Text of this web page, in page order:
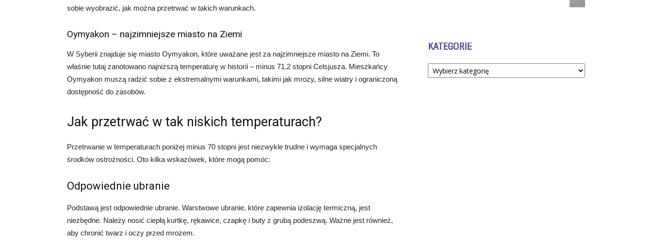
sobie wyobrazić, jak można przetrwać w takich warunkach.
Oymyakon – najzimniejsze miasto na Ziemi
W Syberii znajduje się miasto Oymyakon, które uważane jest za najzimniejsze miasto na Ziemi. To
właśnie tutaj zanotowano najniższą temperaturę w historii – minus 71,2 stopni Celsjusza. Mieszkańcy
Oymyakon muszą radzić sobie z ekstremalnymi warunkami, takimi jak mrozy, silne wiatry i ograniczoną
dostępność do zasobów.
Jak przetrwać w tak niskich temperaturach?
Przetrwanie w temperaturach poniżej minus 70 stopni jest niezwykle trudne i wymaga specjalnych
środków ostrożności. Oto kilka wskazówek, które mogą pomóc:
Odpowiednie ubranie
Podstawą jest odpowiednie ubranie. Warstwowe ubranie, które zapewnia izolację termiczną, jest
niezbędne. Należy nosić ciepłą kurtkę, rękawice, czapkę i buty z grubą podeszwą. Ważne jest również,
aby chronić twarz i oczy przed mrozem.
KATEGORIE
Kategorie